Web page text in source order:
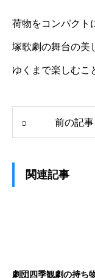
荷物をコンパクト
塚歌劇の舞台の美
ゆくまで楽しむこ
前の記事
関連記事
劇団四季観劇の持ち